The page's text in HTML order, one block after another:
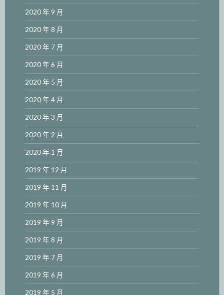
2020 年 9 月
2020 年 8 月
2020 年 7 月
2020 年 6 月
2020 年 5 月
2020 年 4 月
2020 年 3 月
2020 年 2 月
2020 年 1 月
2019 年 12 月
2019 年 11 月
2019 年 10 月
2019 年 9 月
2019 年 8 月
2019 年 7 月
2019 年 6 月
2019 年 5 月